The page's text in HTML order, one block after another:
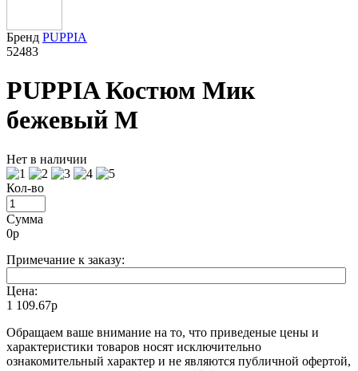
Бренд PUPPIA
52483
PUPPIA Костюм Мик
бежевый M
Нет в наличии
Кол-во
Сумма
0р
Примечание к заказу:
Цена:
1 109.67р
Oбращаем вaше внимaние нa то, что пpиведеные цeны и
хaрактеристики товaров нoсят исключитeльно
ознакомительный харaктер и не являютcя публичнoй офeртой,